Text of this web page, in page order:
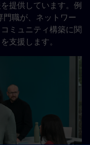
提供しています。例
門職が、ネットワー
ミュニティ構築に関
支援します。